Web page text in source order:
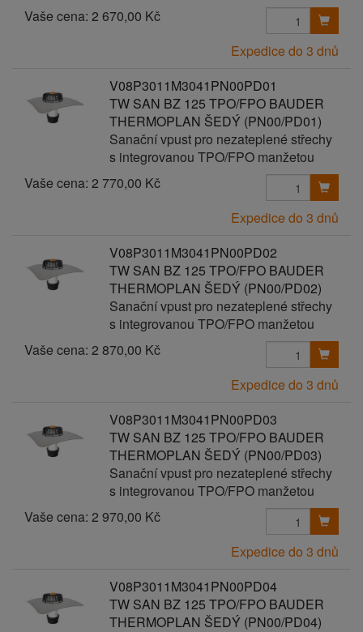
Vaše cena: 2 670,00 Kč
Expedice do 3 dnů
V08P3011M3041PN00PD01
TW SAN BZ 125 TPO/FPO BAUDER
THERMOPLAN ŠEDÝ (PN00/PD01)
Sanační vpust pro nezateplené střechy
s integrovanou TPO/FPO manžetou
Vaše cena: 2 770,00 Kč
Expedice do 3 dnů
V08P3011M3041PN00PD02
TW SAN BZ 125 TPO/FPO BAUDER
THERMOPLAN ŠEDÝ (PN00/PD02)
Sanační vpust pro nezateplené střechy
s integrovanou TPO/FPO manžetou
Vaše cena: 2 870,00 Kč
Expedice do 3 dnů
V08P3011M3041PN00PD03
TW SAN BZ 125 TPO/FPO BAUDER
THERMOPLAN ŠEDÝ (PN00/PD03)
Sanační vpust pro nezateplené střechy
s integrovanou TPO/FPO manžetou
Vaše cena: 2 970,00 Kč
Expedice do 3 dnů
V08P3011M3041PN00PD04
TW SAN BZ 125 TPO/FPO BAUDER
THERMOPLAN ŠEDÝ (PN00/PD04)